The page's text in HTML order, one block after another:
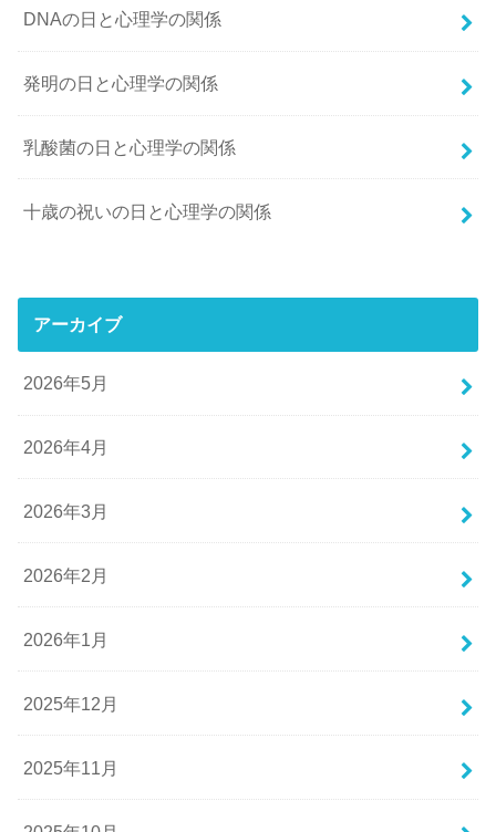
DNAの日と心理学の関係
発明の日と心理学の関係
乳酸菌の日と心理学の関係
十歳の祝いの日と心理学の関係
アーカイブ
2026年5月
2026年4月
2026年3月
2026年2月
2026年1月
2025年12月
2025年11月